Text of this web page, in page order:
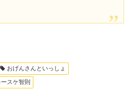
おげんさんといっしょ
スケ智則